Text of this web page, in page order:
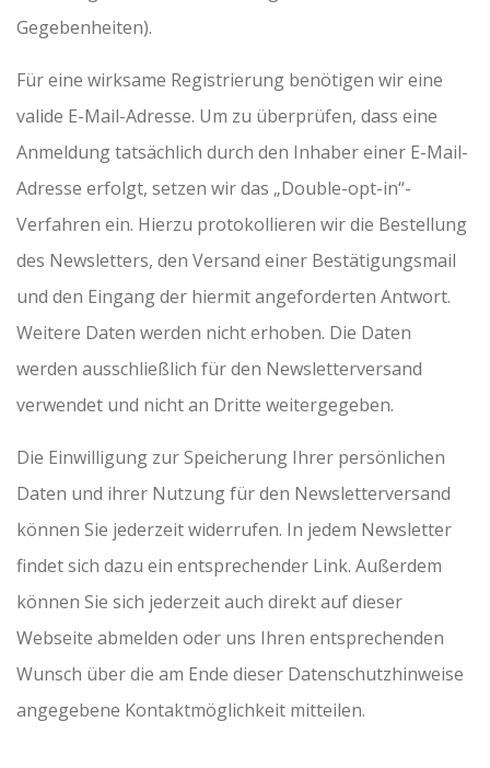
Gegebenheiten).
Für eine wirksame Registrierung benötigen wir eine
valide E-Mail-Adresse. Um zu überprüfen, dass eine
Anmeldung tatsächlich durch den Inhaber einer E-Mail-
Adresse erfolgt, setzen wir das „Double-opt-in“-
Verfahren ein. Hierzu protokollieren wir die Bestellung
des Newsletters, den Versand einer Bestätigungsmail
und den Eingang der hiermit angeforderten Antwort.
Weitere Daten werden nicht erhoben. Die Daten
werden ausschließlich für den Newsletterversand
verwendet und nicht an Dritte weitergegeben.
Die Einwilligung zur Speicherung Ihrer persönlichen
Daten und ihrer Nutzung für den Newsletterversand
können Sie jederzeit widerrufen. In jedem Newsletter
findet sich dazu ein entsprechender Link. Außerdem
können Sie sich jederzeit auch direkt auf dieser
Webseite abmelden oder uns Ihren entsprechenden
Wunsch über die am Ende dieser Datenschutzhinweise
angegebene Kontaktmöglichkeit mitteilen.